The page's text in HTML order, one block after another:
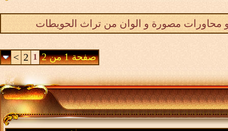
محاورات مصورة و الوان من تراث الحويطات
صفحة 1 من 2 1
2
>